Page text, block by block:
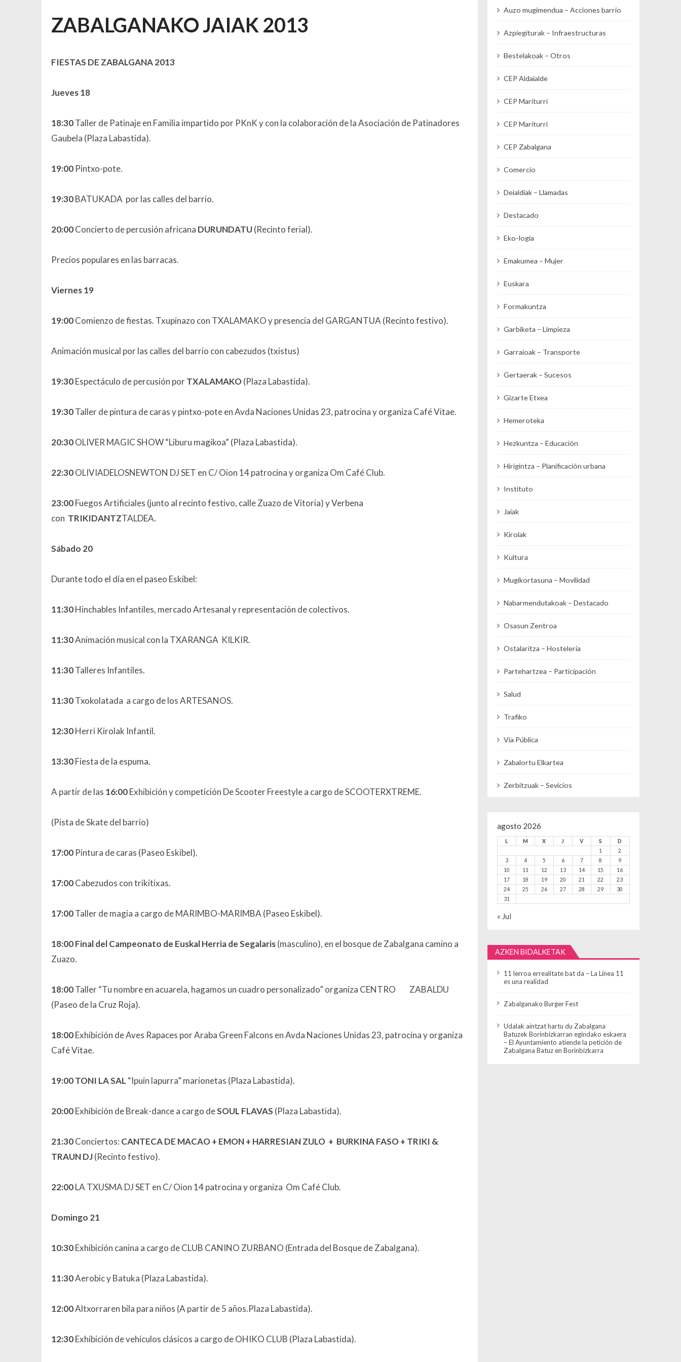
ZABALGANAKO JAIAK 2013
FIESTAS DE ZABALGANA 2013
Jueves 18
18:30Taller de Patinaje en Familia impartido por PKnK y con la colaboración de la Asociación de Patinadores
Gaubela (Plaza Labastida).
19:00Pintxo-pote.
19:30BATUKADA por las calles del barrio.
20:00Concierto de percusión africana DURUNDATU(Recinto ferial).
Precios populares en las barracas.
Viernes 19
19:00Comienzo de fiestas. Txupinazo con TXALAMAKO y presencia del GARGANTUA (Recinto festivo).
Animación musical por las calles del barrio con cabezudos (txistus)
19:30Espectáculo de percusión porTXALAMAKO(Plaza Labastida).
19:30Taller de pintura de caras y pintxo-pote en Avda Naciones Unidas 23, patrocina y organiza Café Vitae.
20:30OLIVER MAGIC SHOW “Liburu magikoa” (Plaza Labastida).
22:30OLIVIADELOSNEWTON DJ SET en C/ Oion 14 patrocina y organiza Om Café Club.
23:00Fuegos Artificiales (junto al recinto festivo, calle Zuazo de Vitoria) y Verbena
con TRIKIDANTZTALDEA.
Sábado 20
Durante todo el día en el paseo Eskibel:
11:30Hinchables Infantiles, mercado Artesanal y representación de colectivos.
11:30Animación musical con la TXARANGA KILKIR.
11:30Talleres Infantiles.
11:30Txokolatada a cargo de los ARTESANOS.
12:30Herri Kirolak Infantil.
13:30Fiesta de la espuma.
A partir de las 16:00Exhibición y competición De Scooter Freestyle a cargo de SCOOTERXTREME.
(Pista de Skate del barrio)
17:00Pintura de caras (Paseo Eskibel).
17:00Cabezudos con trikitixas.
17:00Taller de magia a cargo de MARIMBO-MARIMBA (Paseo Eskibel).
18:00 Final del Campeonato de Euskal Herria de Segalaris(masculino), en el bosque de Zabalgana camino a
Zuazo.
18:00Taller “Tu nombre en acuarela, hagamos un cuadro personalizado” organiza CENTRO ZABALDU
(Paseo de la Cruz Roja).
18:00Exhibición de Aves Rapaces por Araba Green Falcons en Avda Naciones Unidas 23, patrocina y organiza
Café Vitae.
19:00 TONI LA SAL “Ipuin lapurra” marionetas (Plaza Labastida).
20:00Exhibición de Break-dance a cargo deSOUL FLAVAS (Plaza Labastida).
21:30Conciertos: CANTECA DE MACAO + EMON + HARRESIAN ZULO + BURKINA FASO + TRIKI &
TRAUN DJ(Recinto festivo).
22:00LA TXUSMA DJ SET en C/ Oion 14 patrocina y organiza Om Café Club.
Domingo 21
10:30Exhibición canina a cargo de CLUB CANINO ZURBANO (Entrada del Bosque de Zabalgana).
11:30Aerobic y Batuka (Plaza Labastida).
12:00Altxorraren bila para niños (A partir de 5 años.Plaza Labastida).
12:30Exhibición de vehículos clásicos a cargo de OHIKO CLUB (Plaza Labastida).
Auzo mugimendua – Acciones barrio
Azpiegiturak – Infraestructuras
Bestelakoak – Otros
CEP Aldaialde
CEP Mariturri
CEP Mariturri
CEP Zabalgana
Comercio
Deialdiak – Llamadas
Destacado
Eko-logia
Emakumea – Mujer
Euskara
Formakuntza
Garbiketa – Limpieza
Garraioak – Transporte
Gertaerak – Sucesos
Gizarte Etxea
Hemeroteka
Hezkuntza – Educación
Hirigintza – Planificación urbana
Instituto
Jaiak
Kirolak
Kultura
Mugikortasuna – Movilidad
Nabarmendutakoak – Destacado
Osasun Zentroa
Ostalaritza – Hostelería
Partehartzea – Participación
Salud
Trafiko
Vía Pública
Zabalortu Elkartea
Zerbitzuak – Sevicios
agosto 2026
L M X J V S
D
1
2
3
4 5 6 7 8
9
10
11 12 13 14 15
16
17
18 19 20 21 22
23
24
25 26 27 28 29
30
31
« Jul
AZKEN BIDALKETAK
11 lerroa errealitate bat da – La Línea 11
es una realidad
Zabalganako Burger Fest
Udalak aintzat hartu du Zabalgana
Batuzek Borinbizkarran egindako eskaera
– El Ayuntamiento atiende la petición de
Zabalgana Batuz en Borinbizkarra